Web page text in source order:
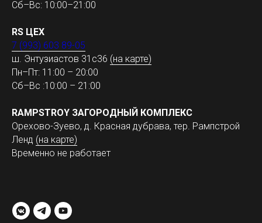
Сб–Вс: 10:00–21:00
RS ЦЕХ
7 (993) 603 89-05
ш. Энтузиастов 31с36 (на карте)
Пн–Пт: 11:00 – 20:00
Сб–Вс :10:00 – 21:00
RAMPSTROY ЗАГОРОДНЫЙ КОМПЛЕКС
Орехово-Зуево, д. Красная дубрава, тер. Рампстрой
Ленд (на карте)
Временно не работает